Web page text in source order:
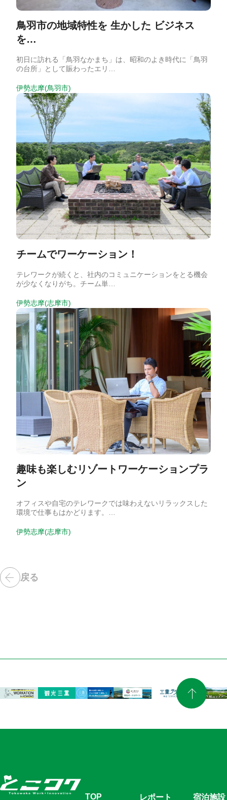
鳥羽市の地域特性を 生かした ビジネス
を…
初日に訪れる「鳥羽なかまち」は、昭和のよき時代に「鳥羽
の台所」として賑わったエリ…
伊勢志摩(鳥羽市)
チームでワーケーション！
テレワークが続くと、社内のコミュニケーションをとる機会
が少なくなりがち。チーム単…
伊勢志摩(志摩市)
趣味も楽しむリゾートワーケーションプラ
ン
オフィスや自宅のテレワークでは味わえないリラックスした
環境で仕事もはかどります。…
伊勢志摩(志摩市)
戻る
TOP レポート 宿泊施設